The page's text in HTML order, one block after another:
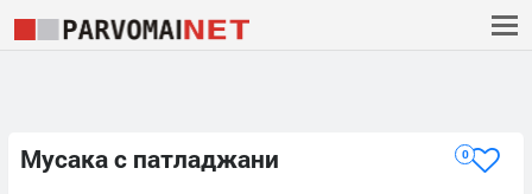
Мусака с патладжани 0